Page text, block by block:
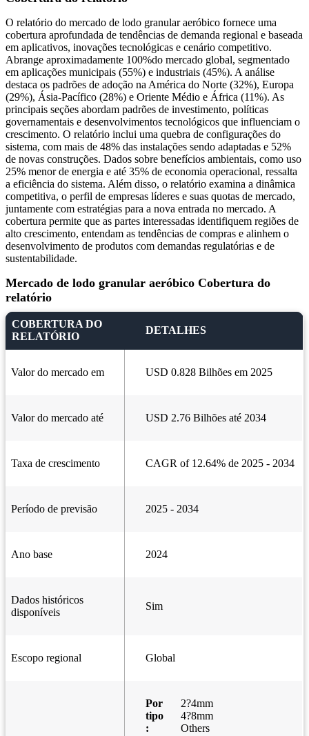
O relatório do mercado de lodo granular aeróbico fornece uma
cobertura aprofundada de tendências de demanda regional e baseada
em aplicativos, inovações tecnológicas e cenário competitivo.
Abrange aproximadamente 100%do mercado global, segmentado
em aplicações municipais (55%) e industriais (45%). A análise
destaca os padrões de adoção na América do Norte (32%), Europa
(29%), Ásia-Pacífico (28%) e Oriente Médio e África (11%). As
principais seções abordam padrões de investimento, políticas
governamentais e desenvolvimentos tecnológicos que influenciam o
crescimento. O relatório inclui uma quebra de configurações do
sistema, com mais de 48% das instalações sendo adaptadas e 52%
de novas construções. Dados sobre benefícios ambientais, como uso
25% menor de energia e até 35% de economia operacional, ressalta
a eficiência do sistema. Além disso, o relatório examina a dinâmica
competitiva, o perfil de empresas líderes e suas quotas de mercado,
juntamente com estratégias para a nova entrada no mercado. A
cobertura permite que as partes interessadas identifiquem regiões de
alto crescimento, entendam as tendências de compras e alinhem o
desenvolvimento de produtos com demandas regulatórias e de
sustentabilidade.
Mercado de lodo granular aeróbico Cobertura do
relatório
COBERTURA DO
RELATÓRIO
DETALHES
Valor do mercado em USD 0.828 Bilhões em 2025
Valor do mercado até USD 2.76 Bilhões até 2034
Taxa de crescimento CAGR of 12.64% de 2025 - 2034
Período de previsão 2025 - 2034
Ano base 2024
Dados históricos
disponíveis
Sim
Escopo regional Global
Por
tipo
:
2?4mm
4?8mm
Others